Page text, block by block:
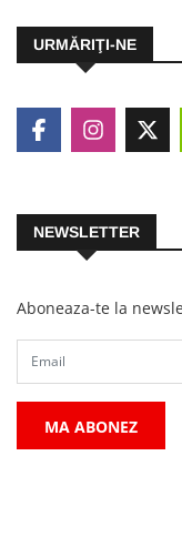
URMĂRIŢI-NE
NEWSLETTER
Aboneaza-te la
MA ABONEZ